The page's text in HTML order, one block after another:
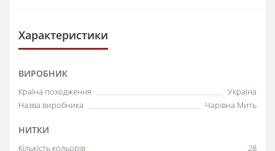
Характеристики
ВИРОБНИК
Країна походження
Україна
Назва виробника
Чарівна Мить
НИТКИ
Кількість кольорів
28